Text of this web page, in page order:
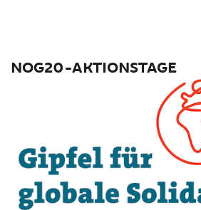
NOG20-AKTIONSTAGE